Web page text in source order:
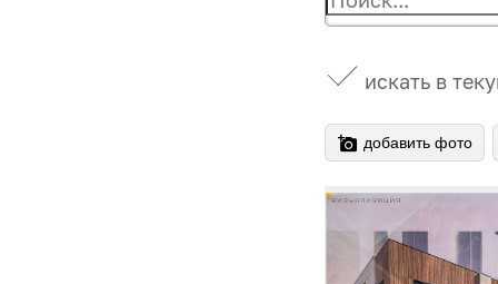
искать в
добавить фото